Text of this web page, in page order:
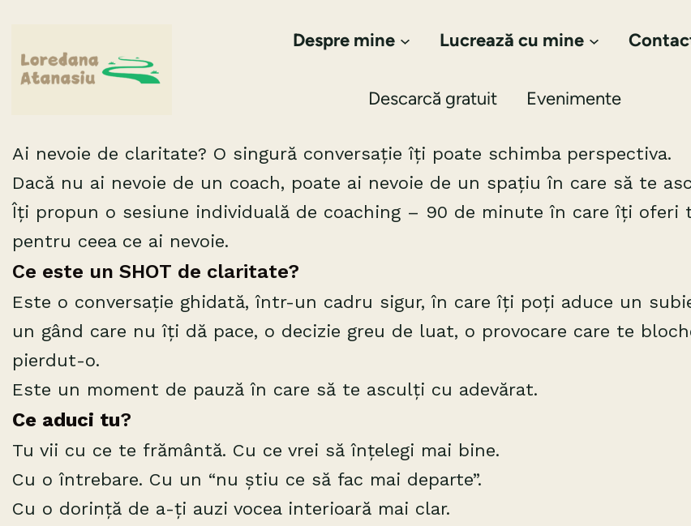
content
Despre mine Lucrează cu mine
Descarcă gratuit Evenimente
Ai nevoie de claritate? O singură conversație îți poate schimba perspectiva.
Dacă nu ai nevoie de un coach, poate ai nevoie de un spațiu în care să te
Îți propun o sesiune individuală de coaching – 90 de minute în care îți
pentru ceea ce ai nevoie.
Ce este un SHOT de claritate?
Este o conversație ghidată, într-un cadru sigur, în care îți poți aduce un
un gând care nu îți dă pace, o decizie greu de luat, o provocare care te
pierdut-o.
Este un moment de pauză în care să te asculți cu adevărat.
Ce aduci tu?
Tu vii cu ce te frământă. Cu ce vrei să înțelegi mai bine.
Cu o întrebare. Cu un “nu știu ce să fac mai departe”.
Cu o dorință de a-ți auzi vocea interioară mai clar.